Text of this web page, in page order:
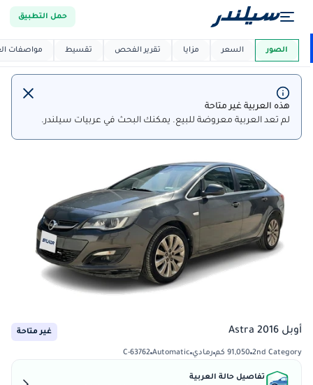
حمل التطبيق
العربية دي ماركت
هذه العربية غير متاحة
لم تعد العربية معروضة للبيع. يمكنك البحث في عربيات سيلندر.
أوبل Astra 2016 غير متاحة
2nd Category 91,050 كم رمادي Automatic
C-63762
تفاصيل حالة العربية
الصور السعر مزايا تقرير الفحص تقسيط مواصفات